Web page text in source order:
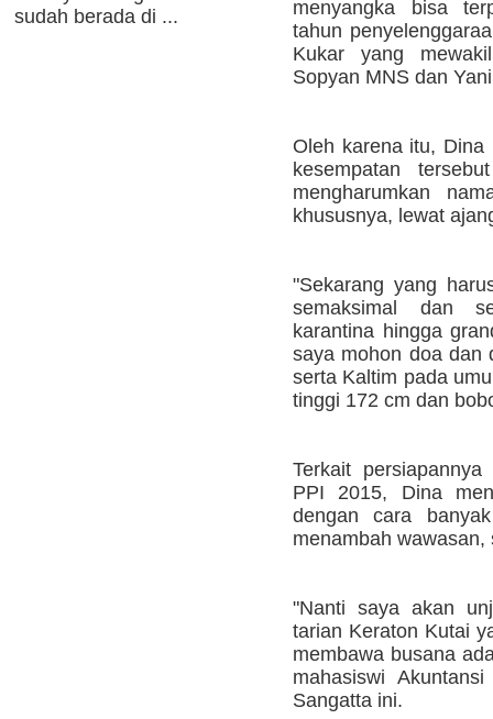
sudah berada di ...
menyangka bisa
tahun
Kukar yang
Sopyan MNS dan
Oleh karena itu, Dina
kesempatan
mengharumkan
khususnya, lewat
"Sekarang yang
semaksimal dan
karantina hingga
saya mohon doa dan
serta Kaltim pada
tinggi 172 cm dan
Terkait
PPI 2015, Dina
dengan cara
menambah
"Nanti saya akan
tarian Keraton Kutai
membawa busana
mahasiswi
Sangatta ini.